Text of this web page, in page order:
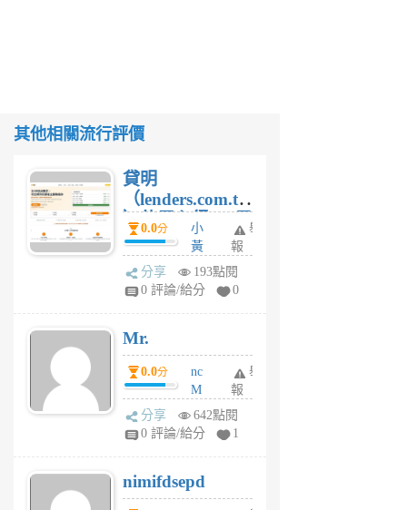
其他相關流行評價
貸明
（lenders.com.tw
）使用心得 — 民
間貸款比較平台
體驗
0.0分
小
黃
蜂
1
舉
報
分享
193點閱
0 評論/給分
0
Mr.
0.0分
nc
M
U
F
U
5
舉
報
分享
642點閱
0 評論/給分
1
nimifdsepd